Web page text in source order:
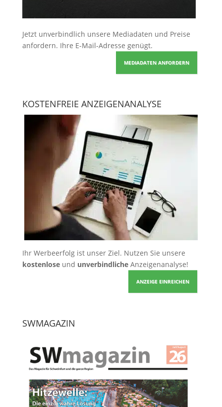
Jetzt unverbindlich unsere Mediadaten und Preise
anfordern. Ihre E-Mail-Adresse genügt.
MEDIADATEN ANFORDERN
KOSTENFREIE ANZEIGENANALYSE
Ihr Werbeerfolg ist unser Ziel. Nutzen Sie unsere
kostenloseund unverbindlicheAnzeigenanalyse!
ANZEIGE EINREICHEN
SWMAGAZIN